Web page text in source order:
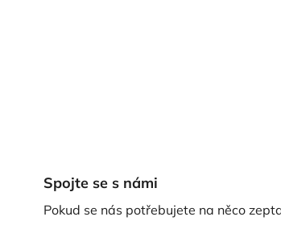
Spojte se s námi
Pokud se nás potřebujete na něco